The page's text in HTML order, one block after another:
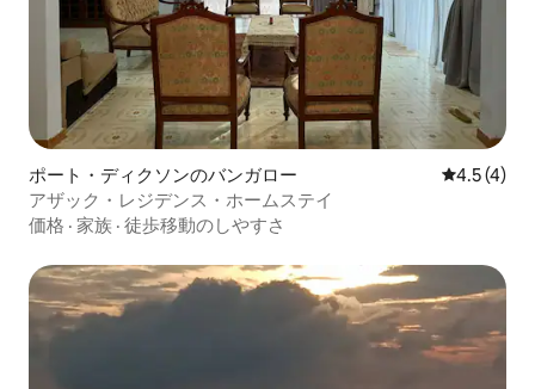
ポート・ディクソンのバンガロー レビュー4
4.5 (4)
アザック・レジデンス・ホームステイ
価格 · 家族 · 徒歩移動のしやすさ